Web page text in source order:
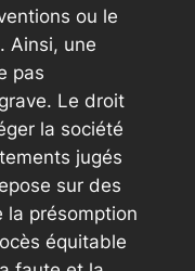
ou le
Ainsi, une
pas
Le droit
la société
jugés
sur des
la présomption
équitable